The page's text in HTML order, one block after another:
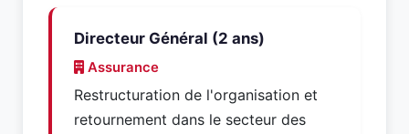
Directeur Général (2 ans)
Assurance
Restructuration de l'organisation et
retournement dans le secteur des